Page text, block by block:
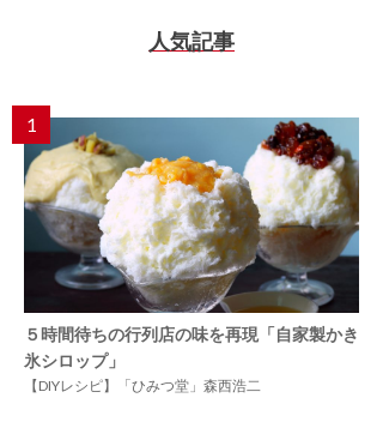
人気記事
1
５時間待ちの行列店の味を再現「自家製かき
氷シロップ」
【DIYレシピ】「ひみつ堂」森西浩二